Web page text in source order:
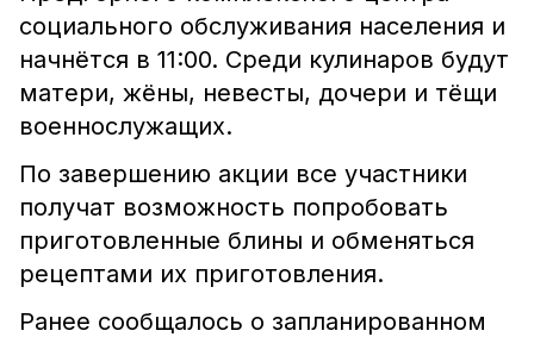
социального обслуживания населения и
начнётся в 11:00. Среди кулинаров будут
матери, жёны, невесты, дочери и тёщи
военнослужащих.
По завершению акции все участники
получат возможность попробовать
приготовленные блины и обменяться
рецептами их приготовления.
Ранее сообщалось о запланированном